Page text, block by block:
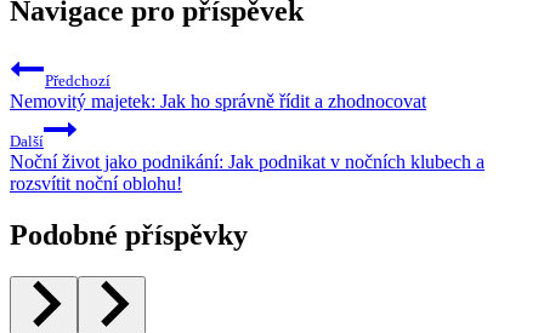
Navigace pro příspěvek
Předchozí
Nemovitý majetek: Jak ho správně řídit a zhodnocovat
Další
Noční život jako podnikání: Jak podnikat v nočních klubech a
rozsvítit noční oblohu!
Podobné příspěvky